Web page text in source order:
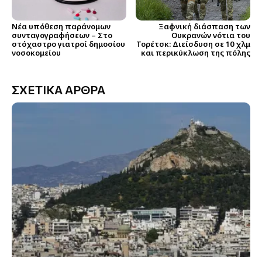
Νέα υπόθεση παράνομων
συνταγογραφήσεων – Στο
στόχαστρο γιατροί δημοσίου
νοσοκομείου
Ξαφνική διάσπαση των
Ουκρανών νότια του
Τορέτσκ: Διείσδυση σε 10 χλμ
και περικύκλωση της πόλης
ΣΧΕΤΙΚΑ ΑΡΘΡΑ